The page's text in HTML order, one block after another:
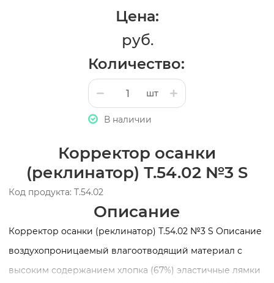
Корректор осанки
(реклинатор) Т.54.02 №3 S
Код продукта: T.54.02
Описание
Корректор осанки (реклинатор) Т.54.02 №3 S Описание
воздухопроницаемый влагоотводящий материал с
высоким содержанием хлопка (67%) эластичные лямки
Цена:
руб.
Количество:
шт
В наличии